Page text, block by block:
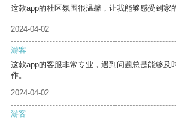
这款app的社区氛围很温馨，让我能够感受到家
2024-04-02
游客
这款app的客服非常专业，遇到问题总是能够及
作。
2024-04-02
游客